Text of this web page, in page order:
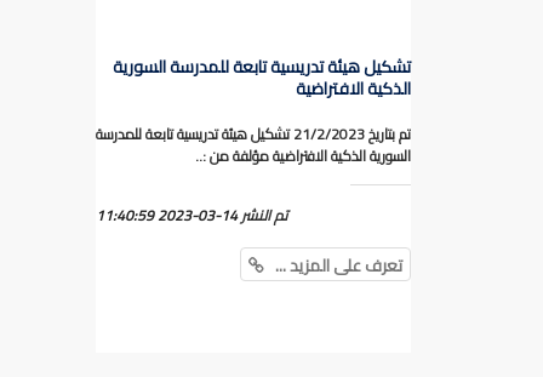
تشكيل هيئة تدريسية تابعة للمدرسة السورية
الذكية الافتراضية
تم بتاريخ 21/2/2023 تشكيل هيئة تدريسية تابعة للمدرسة
السورية الذكية الافتراضية مؤلفة من :..
تم النشر2023-03-14 11:40:59
تعرف على المزيد ...